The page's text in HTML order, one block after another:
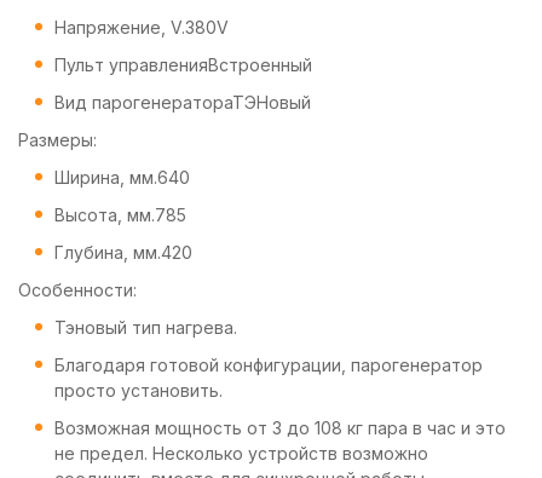
Напряжение, V.380V
Пульт управленияВстроенный
Вид парогенератораТЭНовый
Размеры:
Ширина, мм.640
Высота, мм.785
Глубина, мм.420
Особенности:
Тэновый тип нагрева.
Благодаря готовой конфигурации, парогенератор
просто установить.
Возможная мощность от 3 до 108 кг пара в час и это
не предел. Несколько устройств возможно